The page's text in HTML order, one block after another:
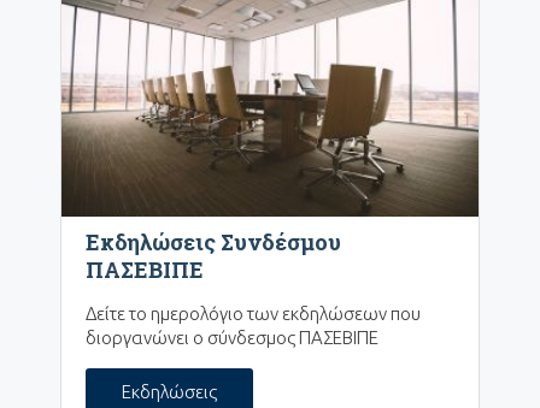
Εκδηλώσεις Συνδέσμου
ΠΑΣΕΒΙΠΕ
Δείτε το ημερολόγιο των εκδηλώσεων που
διοργανώνει ο σύνδεσμος ΠΑΣΕΒΙΠΕ
Εκδηλώσεις